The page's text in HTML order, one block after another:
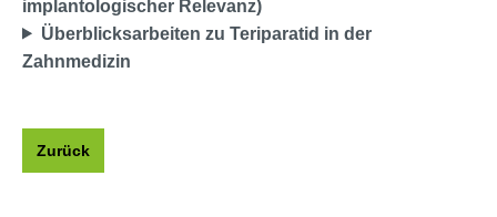
implantologischer Relevanz)
Überblicksarbeiten zu Teriparatid in der
Zahnmedizin
Zurück